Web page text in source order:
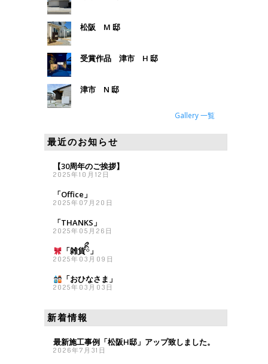
松阪 M 邸
受賞作品 津市 H 邸
津市 N 邸
Gallery 一覧
最近のお知らせ
【30周年のご挨拶】
2025年10月12日
「Office」
2025年07月20日
「THANKS」
2025年05月26日
「雑貨ིྀ」
2025年03月09日
「おひなさま 」
2025年03月03日
新着情報
最新施工事例「松阪H邸」アップ致しました。
2026年7月31日